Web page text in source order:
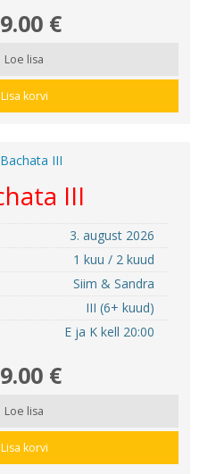
€
Loe lisa
Lisa korvi
III
3. august 2026
1 kuu / 2 kuud
Siim & Sandra
III (6+ kuud)
E ja K kell 20:00
€
Loe lisa
Lisa korvi